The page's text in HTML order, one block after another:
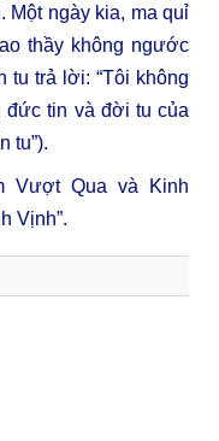
Một ngày kia, ma quỉ
thầy không ngước
tu trả lời: “Tôi không
đức tin và đời tu của
tu”).
Vượt Qua và Kinh
Vịnh”.